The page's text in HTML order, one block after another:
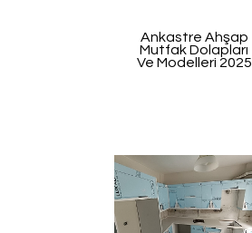
Ankastre Ahşap
Mutfak Dolapları
Ve Modelleri 2025